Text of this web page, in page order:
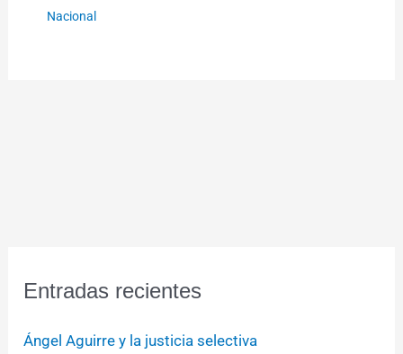
Nacional
Entradas recientes
Ángel Aguirre y la justicia selectiva